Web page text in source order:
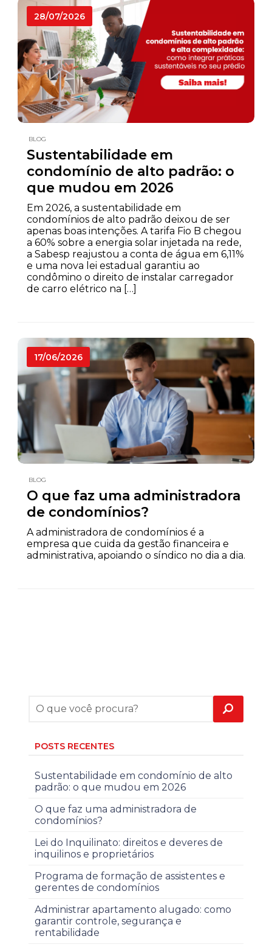
28/07/2026
BLOG
Sustentabilidade em
condomínio de alto padrão: o
que mudou em 2026
Em 2026, a sustentabilidade em
condomínios de alto padrão deixou de ser
apenas boas intenções. A tarifa Fio B chegou
a 60% sobre a energia solar injetada na rede,
a Sabesp reajustou a conta de água em 6,11%
e uma nova lei estadual garantiu ao
condômino o direito de instalar carregador
de carro elétrico na […]
17/06/2026
BLOG
O que faz uma administradora
de condomínios?
A administradora de condomínios é a
empresa que cuida da gestão financeira e
administrativa, apoiando o síndico no dia a dia.
POSTS RECENTES
Sustentabilidade em condomínio de alto
padrão: o que mudou em 2026
O que faz uma administradora de
condomínios?
Lei do Inquilinato: direitos e deveres de
inquilinos e proprietários
Programa de formação de assistentes e
gerentes de condomínios
Administrar apartamento alugado: como
garantir controle, segurança e
rentabilidade